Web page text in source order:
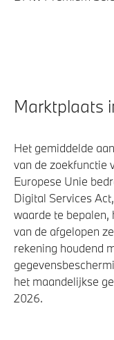
Marktplaats
Het gemiddelde
van de zoekfunctie
Europese Unie
Digital Services
waarde te bepalen,
van de afgelopen
rekening houdend
het maandelijkse
2026.